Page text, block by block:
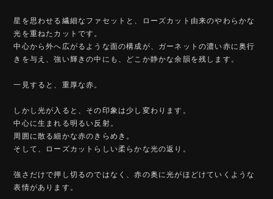
星を思わせる繊細なファセットと、ローズカット由来のやわらかな
光を重ねたカットです。
中心から外へ広がるような面の構成が、ガーネットの濃い赤に奥行
きを与え、強い輝きの中にも、どこか静かな余韻を残します。
一見すると、重厚な赤。
しかし光が入ると、その印象は少し変わります。
中心に生まれる明るい反射。
周囲に散る細かな赤のきらめき。
そして、ローズカットらしい柔らかな光の返り。
強さだけで押し切るのではなく、赤の奥に光がほどけていくような
表情があります。